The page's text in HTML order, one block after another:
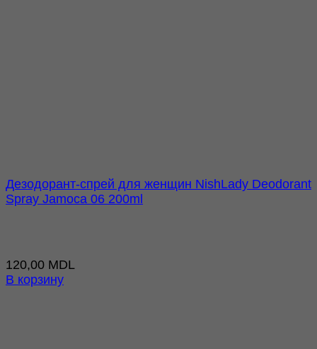
Дезодорант-спрей для женщин NishLady Deodorant
Spray Jamoca 06 200ml
120,00 MDL
В корзину